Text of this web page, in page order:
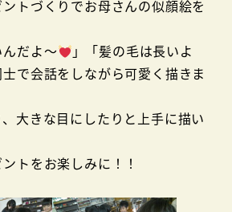
トづくりでお母さんの似顔絵を
んだよ～
」「髪の毛は長いよ
で会話をしながら可愛く描きま
大きな目にしたりと上手に描い
トをお楽しみに！！